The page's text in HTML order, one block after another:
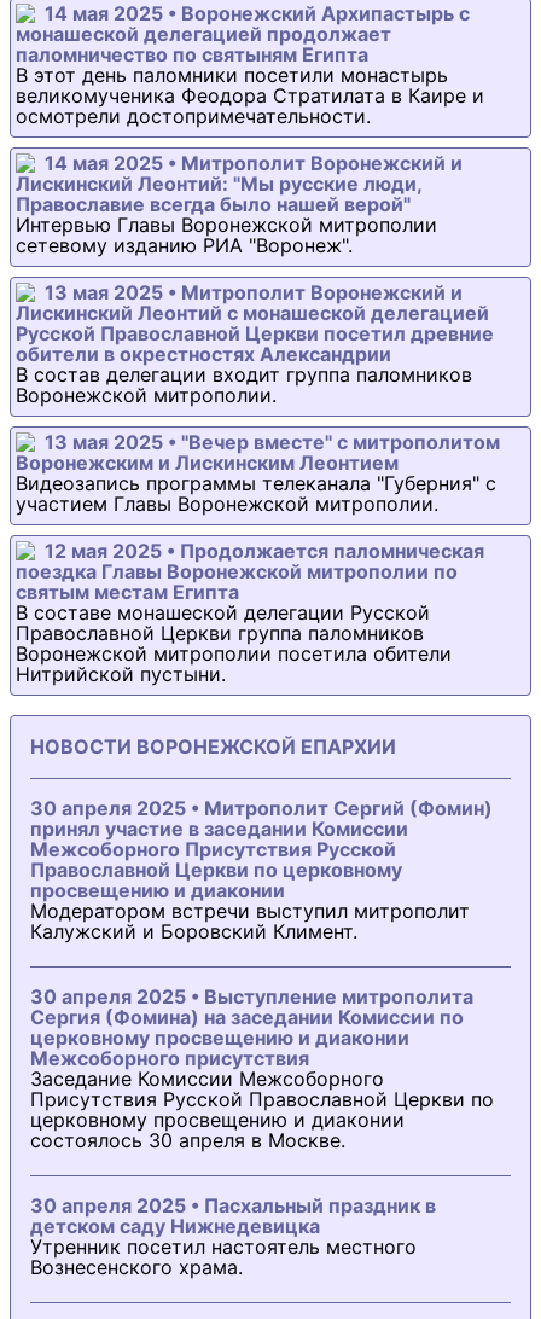
14 мая 2025 • Воронежский Архипастырь с
монашеской делегацией продолжает
паломничество по святыням Египта
В этот день паломники посетили монастырь
великомученика Феодора Стратилата в Каире и
осмотрели достопримечательности.
14 мая 2025 • Митрополит Воронежский и
Лискинский Леонтий: "Мы русские люди,
Православие всегда было нашей верой"
Интервью Главы Воронежской митрополии
сетевому изданию РИА "Воронеж".
13 мая 2025 • Митрополит Воронежский и
Лискинский Леонтий с монашеской делегацией
Русской Православной Церкви посетил древние
обители в окрестностях Александрии
В состав делегации входит группа паломников
Воронежской митрополии.
13 мая 2025 • "Вечер вместе" с митрополитом
Воронежским и Лискинским Леонтием
Видеозапись программы телеканала "Губерния" с
участием Главы Воронежской митрополии.
12 мая 2025 • Продолжается паломническая
поездка Главы Воронежской митрополии по
святым местам Египта
В составе монашеской делегации Русской
Православной Церкви группа паломников
Воронежской митрополии посетила обители
Нитрийской пустыни.
НОВОСТИ ВОРОНЕЖСКОЙ ЕПАРХИИ
30 апреля 2025 • Митрополит Сергий (Фомин)
принял участие в заседании Комиссии
Межсоборного Присутствия Русской
Православной Церкви по церковному
просвещению и диаконии
Модератором встречи выступил митрополит
Калужский и Боровский Климент.
30 апреля 2025 • Выступление митрополита
Сергия (Фомина) на заседании Комиссии по
церковному просвещению и диаконии
Межсоборного присутствия
Заседание Комиссии Межсоборного
Присутствия Русской Православной Церкви по
церковному просвещению и диаконии
состоялось 30 апреля в Москве.
30 апреля 2025 • Пасхальный праздник в
детском саду Нижнедевицка
Утренник посетил настоятель местного
Вознесенского храма.